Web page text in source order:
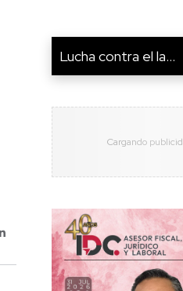
​Lucha contra el la...